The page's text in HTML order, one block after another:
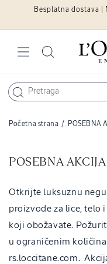
Pređite naBesplatna dostava |
Početna strana / POSEBNA
C
l
l
e
c
POSEBNA AKCIJA
Otkrijte luksuznu negu
proizvode za lice, telo
koji obožavate.
u ograničenim
rs.loccitane.com.